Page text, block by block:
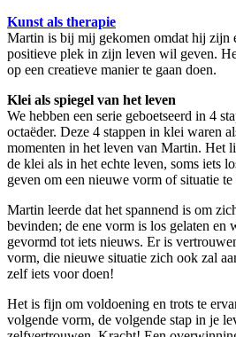
Kunst als therapie
Martin is bij mij gekomen omdat hij zijn
positieve plek in zijn leven wil geven.
op een creatieve manier te gaan doen.
Klei als spiegel van het leven
We hebben een serie geboetseerd in 4
octaëder. Deze 4 stappen in klei waren
momenten in het leven van Martin. Het
de klei als in het echte leven, soms iets
geven om een nieuwe vorm of situatie
Martin leerde dat het spannend is om
bevinden; de ene vorm is los gelaten en
gevormd tot iets nieuws. Er is
vorm, die nieuwe situatie zich ook zal
zelf iets voor doen!
Het is fijn om voldoening en trots te
volgende vorm, de volgende stap in je